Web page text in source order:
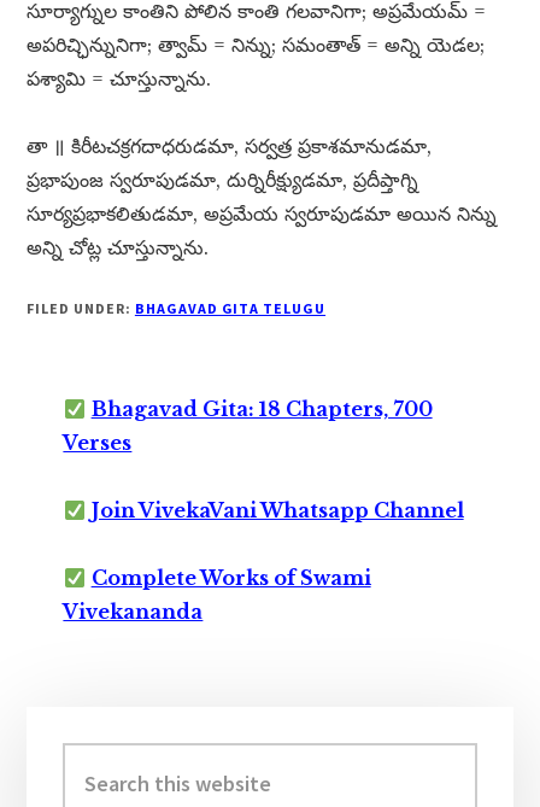
సూర్యాగ్నుల కాంతిని పోలిన కాంతి గలవానిగా; అప్రమేయమ్​ =
అపరిచ్ఛిన్నునిగా; త్వామ్​ = నిన్ను; సమంతాత్​ = అన్ని యెడల;
పశ్యామి = చూస్తున్నాను.
తా ॥ కిరీటచక్రగదాధరుడమా, సర్వత్ర ప్రకాశమానుడమా,
ప్రభాపుంజ స్వరూపుడమా, దుర్నిరీక్ష్యుడమా, ప్రదీప్తాగ్ని
సూర్యప్రభాకలితుడమా, అప్రమేయ స్వరూపుడమా అయిన నిన్ను
అన్ని చోట్ల చూస్తున్నాను.
FILED UNDER: BHAGAVAD GITA TELUGU
Bhagavad Gita: 18 Chapters, 700
Verses
Join VivekaVani Whatsapp Channel
Complete Works of Swami
Vivekananda
Sidebar
this